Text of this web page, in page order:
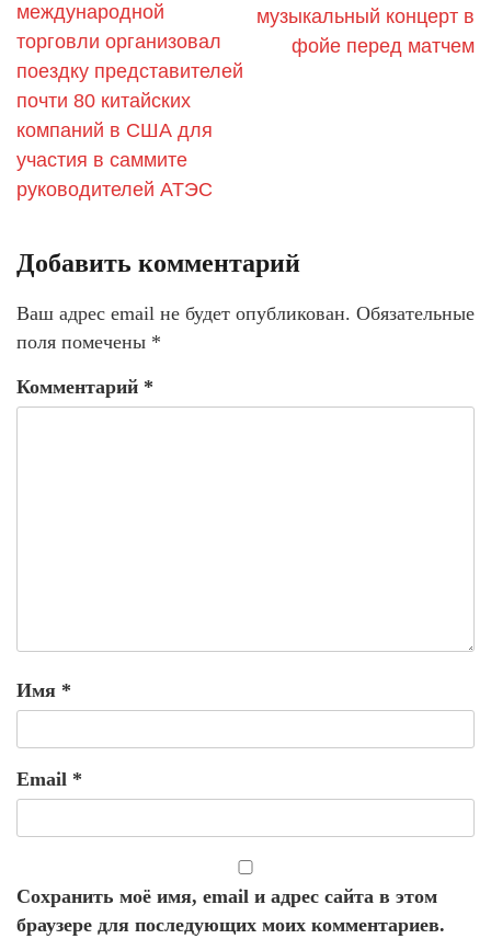
международной
торговли организовал
поездку представителей
почти 80 китайских
компаний в США для
участия в саммите
руководителей АТЭС
музыкальный концерт в
фойе перед матчем
Добавить комментарий
Ваш адрес email не будет опубликован. Обязательные
поля помечены *
Комментарий *
Имя *
Email *
Сохранить моё имя, email и адрес сайта в этом
браузере для последующих моих комментариев.